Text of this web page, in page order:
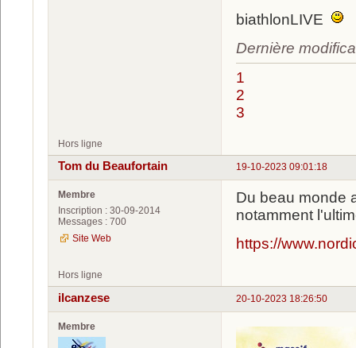
biathlonLIVE
Dernière
1
2
3
Hors ligne
19-10-2023 09:01:18
Tom du Beaufortain
Membre
Inscription : 30-09-2014
Messages : 700
Site Web
Du beau monde
notamment
https://
Hors ligne
20-10-2023 18:26:50
ilcanzese
Membre